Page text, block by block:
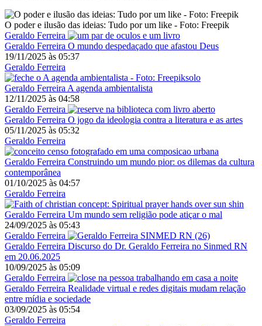
O poder e ilusão das ideias: Tudo por um like - Foto: Freepik
Geraldo Ferreira
Geraldo Ferreira O mundo despedaçado que afastou Deus
19/11/2025 às 05:37
Geraldo Ferreira
Geraldo Ferreira A agenda ambientalista
12/11/2025 às 04:58
Geraldo Ferreira
Geraldo Ferreira O jogo da ideologia contra a literatura e as artes
05/11/2025 às 05:32
Geraldo Ferreira
Geraldo Ferreira Construindo um mundo pior: os dilemas da cultura
contemporânea
01/10/2025 às 04:57
Geraldo Ferreira
Geraldo Ferreira Um mundo sem religião pode atiçar o mal
24/09/2025 às 05:43
Geraldo Ferreira
Geraldo Ferreira Discurso do Dr. Geraldo Ferreira no Sinmed RN
em 20.06.2025
10/09/2025 às 05:09
Geraldo Ferreira
Geraldo Ferreira Realidade virtual e redes digitais mudam relação
entre mídia e sociedade
03/09/2025 às 05:54
Geraldo Ferreira